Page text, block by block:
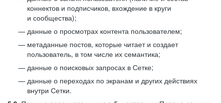
коннектов и подписчиков, вхождение в круги
и сообщества);
данные о просмотрах контента пользователем;
метаданные постов, которые читает и создает
пользователь, в том числе их семантика;
данные о поисковых запросах в Сетке;
данные о переходах по экранам и других действиях
внутри Сетки.